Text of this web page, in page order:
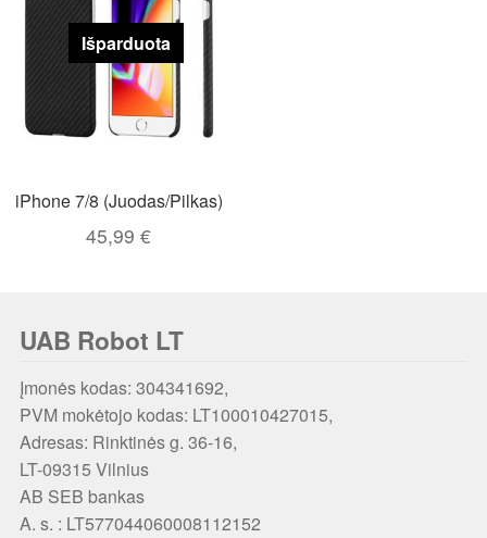
Išparduota
iPhone 7/8 (Juodas/Pilkas)
45,99€
UAB Robot LT
Įmonės kodas: 304341692,
PVM mokėtojo kodas: LT100010427015,
Adresas: Rinktinės g. 36-16,
LT-09315 Vilnius
AB SEB bankas
A. s. : LT577044060008112152